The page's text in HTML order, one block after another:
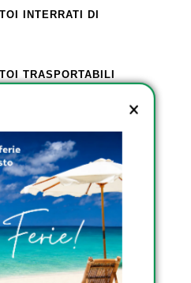
INTERRATI DI
TRASPORTABILI